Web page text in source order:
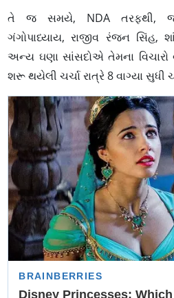
તે જ સમયે, NDA તરફથી,
ગંગોપાધ્યાય, રાજીવ રંજન સિંહ,
અન્ય ઘણા સાંસદોએ તેમના વિચારો
શરૂ થયેલી ચર્ચા રાત્રે 8 વાગ્યા સુધી